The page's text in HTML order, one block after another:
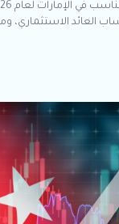
العائد الاستثماري،